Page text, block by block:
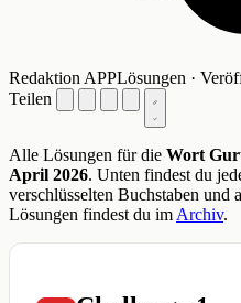
Redaktion APPLösungen ·
Teilen
Alle Lösungen für die Wort
April 2026. Unten findest du
verschlüsselten Buchstaben
Lösungen findest du imArchiv.